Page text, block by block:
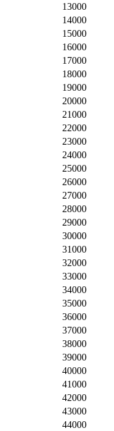
13000
14000
15000
16000
17000
18000
19000
20000
21000
22000
23000
24000
25000
26000
27000
28000
29000
30000
31000
32000
33000
34000
35000
36000
37000
38000
39000
40000
41000
42000
43000
44000